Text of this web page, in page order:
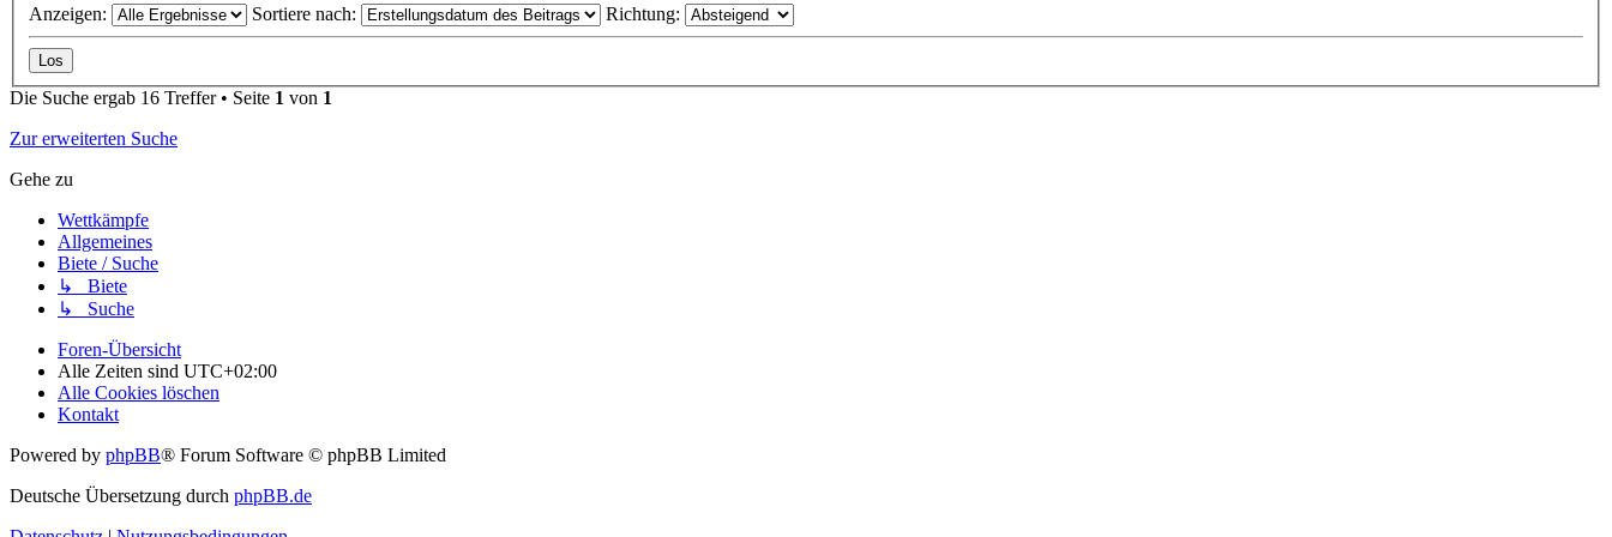
Anzeigen: Sortiere nach: Richtung:
Die Suche ergab 16 Treffer • Seite 1 von 1
Zur erweiterten Suche
Gehe zu
Wettkämpfe
Allgemeines
Biete / Suche
↳ Biete
↳ Suche
Foren-Übersicht
Alle Zeiten sind UTC+02:00
Alle Cookies löschen
Kontakt
Powered by phpBB® Forum Software © phpBB Limited
Deutsche Übersetzung durch phpBB.de